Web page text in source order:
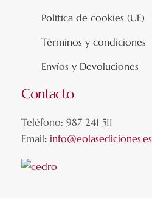
Política de cookies (UE)
Términos y condiciones
Envíos y Devoluciones
Contacto
Teléfono: 987 241 511
Email: info@eolasediciones.es